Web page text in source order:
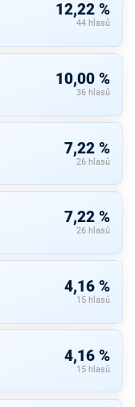
12,22 %
44 hlasů
10,00 %
36 hlasů
7,22 %
26 hlasů
7,22 %
26 hlasů
4,16 %
15 hlasů
4,16 %
15 hlasů